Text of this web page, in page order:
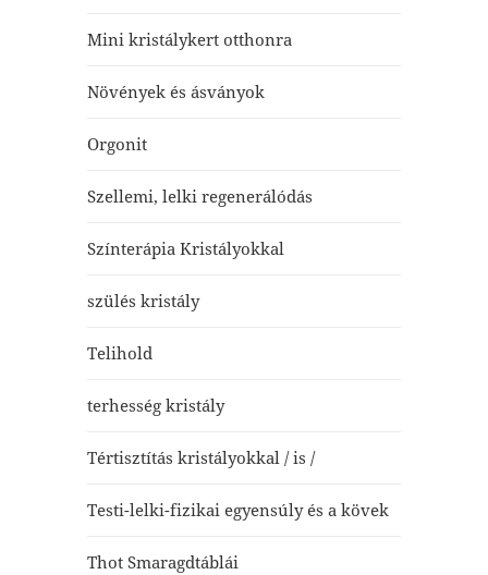
Mini kristálykert otthonra
Növények és ásványok
Orgonit
Szellemi, lelki regenerálódás
Színterápia Kristályokkal
szülés kristály
Telihold
terhesség kristály
Tértisztítás kristályokkal / is /
Testi-lelki-fizikai egyensúly és a kövek
Thot Smaragdtáblái